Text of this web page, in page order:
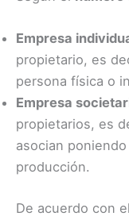
Empresa
propietario, es
persona física o
Empresa
propietarios, es
asocian
producción.
De acuerdo con el